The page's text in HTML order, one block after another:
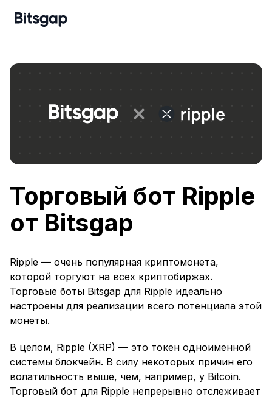
Торговый бот Ripple
от Bitsgap
Ripple — очень популярная криптомонета,
которой торгуют на всех криптобиржах.
Торговые боты Bitsgap для Ripple идеально
настроены для реализации всего потенциала этой
монеты.
В целом, Ripple (XRP) — это токен одноименной
системы блокчейн. В силу некоторых причин его
волатильность выше, чем, например, у Bitcoin.
Торговый бот для Ripple непрерывно отслеживает